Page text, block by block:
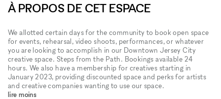
À PROPOS DE CET ESPACE
We allotted certain days for the community to book open space
for events, rehearsal, video shoots, performances, or whatever
you are looking to accomplish in our Downtown Jersey City
creative space. Steps from the Path. Bookings available 24
hours. We also have a membership for creatives starting in
January 2023, providing discounted space and perks for artists
and creative companies wanting to use our space.
lire moins